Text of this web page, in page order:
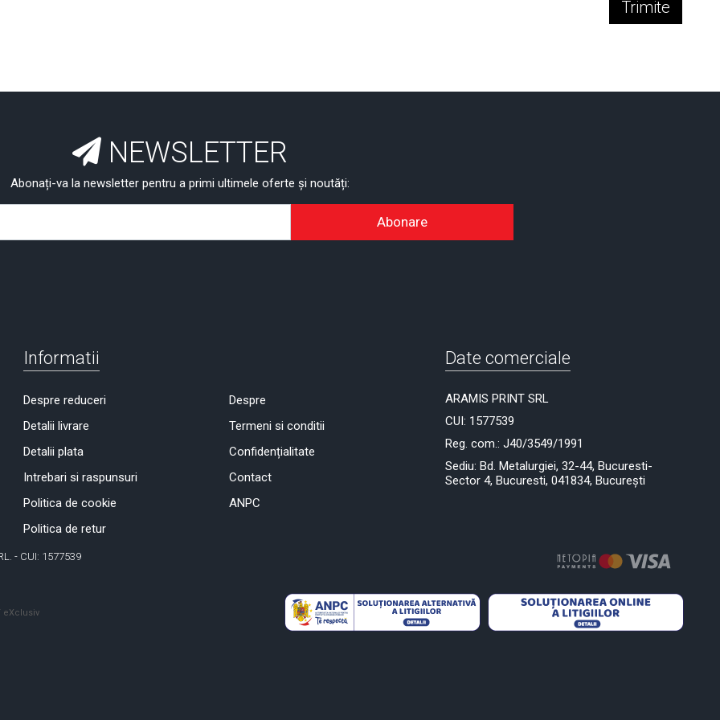
Trimite
NEWSLETTER
Abonați-va la newsletter pentru a primi ultimele oferte și noutăți:
Abonare
Informatii
Despre reduceri
Detalii livrare
Detalii plata
Intrebari si raspunsuri
Politica de cookie
Politica de retur
Despre
Termeni si conditii
Confidențialitate
Contact
ANPC
Date comerciale
ARAMIS PRINT SRL
CUI: 1577539
Reg. com.: J40/3549/1991
Sediu: Bd. Metalurgiei, 32-44, Bucuresti-
Sector 4, Bucuresti, 041834, București
- CUI: 1577539
eXclusiv